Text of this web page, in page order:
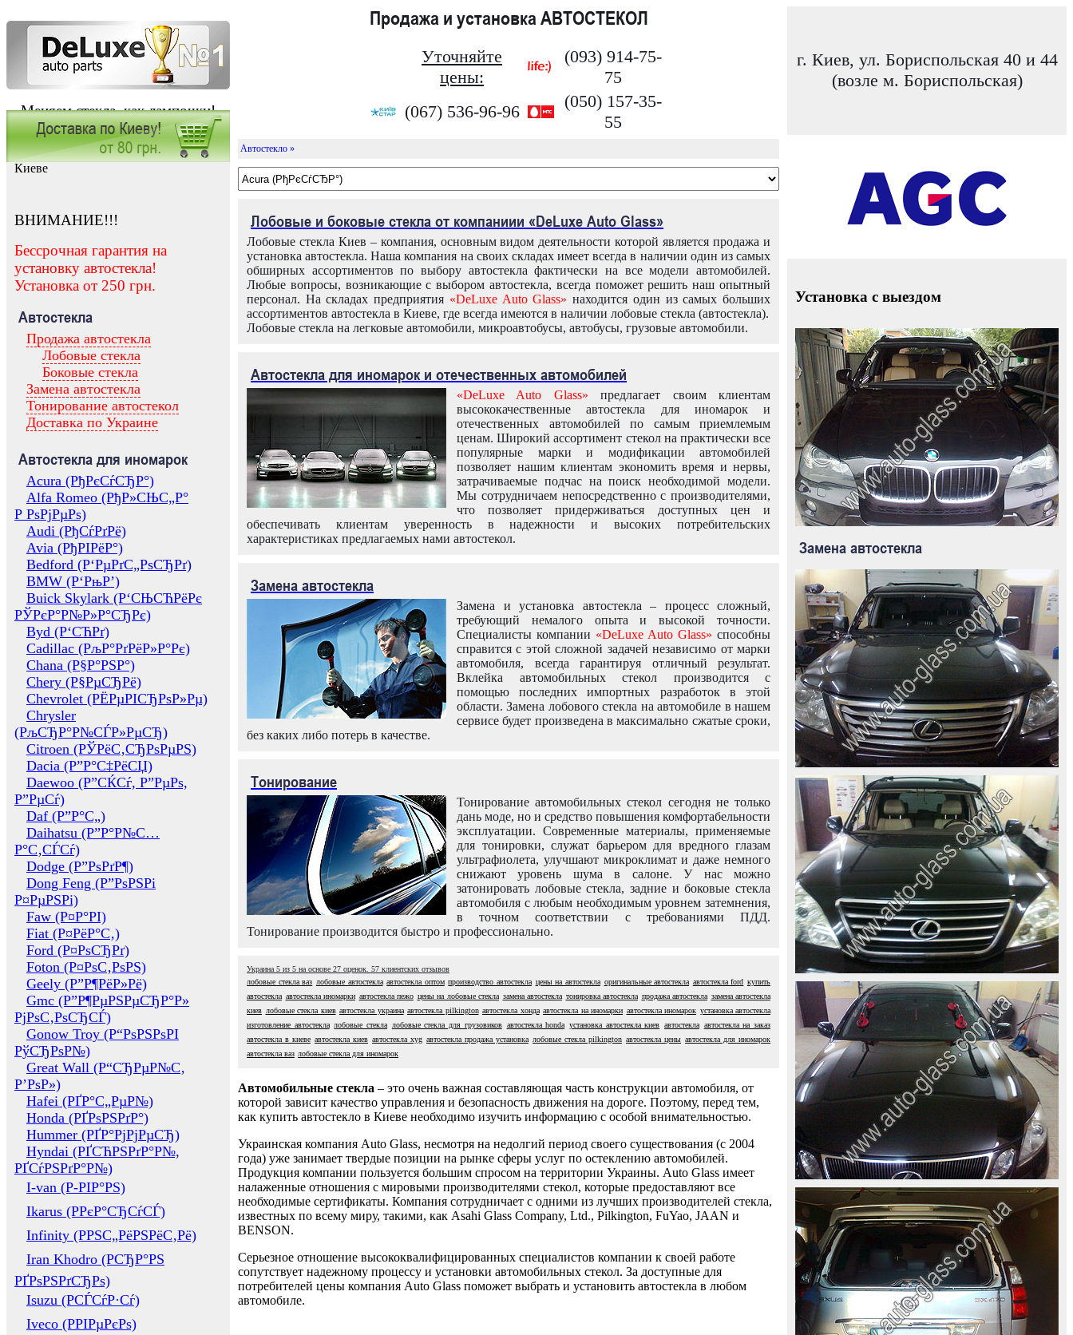
Меняем стекла, как лампочки!
Продажа и установка АВТОСТЕКОЛ
Уточняйте
цены:
(093) 914-75-
75
(067) 536-96-96
(050) 157-35-
55
г. Киев, ул. Бориспольская 40 и 44
(возле м. Бориспольская)
Заказать установку автостекла в
Киеве
ВНИМАНИЕ!!!
Бессрочная гарантия на
установку автостекла!
Установка от 250 грн.
Автостекла
Продажа автостекла
Лобовые стекла
Боковые стекла
Замена автостекла
Тонирование автостекол
Доставка по Украине
Автостекла для иномарок
Acura (РђРєСѓСЂР°)
Alfa Romeo (РђР»СЊС„Р°
Р РѕРјРµРѕ)
Audi (РђСѓРґРё)
Avia (РђРІРёР°)
Bedford (Р‘РµРґС„РѕСЂРґ)
BMW (Р‘РњР’)
Buick Skylark (Р‘СЊСЋРёРє
РЎРєР°Р№Р»Р°СЂРє)
Byd (Р‘СЋРґ)
Cadillac (РљР°РґРёР»Р°Рє)
Chana (Р§Р°РЅР°)
Chery (Р§РµСЂРё)
Chevrolet (РЁРµРІСЂРѕР»Рµ)
Chrysler
(РљСЂР°Р№СЃР»РµСЂ)
Citroen (РЎРёС‚СЂРѕРµРЅ)
Dacia (Р”Р°С‡РёСЏ)
Daewoo (Р”СЌСѓ, Р”РµРѕ,
Р”РµСѓ)
Daf (Р”Р°С„)
Daihatsu (Р”Р°Р№С…
Р°С‚СЃСѓ)
Dodge (Р”РѕРґР¶)
Dong Feng (Р”РѕРЅРі
Р¤РµРЅРі)
Faw (Р¤Р°РІ)
Fiat (Р¤РёР°С‚)
Ford (Р¤РѕСЂРґ)
Foton (Р¤РѕС‚РѕРЅ)
Geely (Р”Р¶РёР»Рё)
Gmc (Р”Р¶РµРЅРµСЂР°Р»
РјРѕС‚РѕСЂСЃ)
Gonow Troy (Р“РѕРЅРѕРІ
РўСЂРѕР№)
Great Wall (Р“СЂРµР№С‚
Р’РѕР»)
Hafei (РҐР°С„РµР№)
Honda (РҐРѕРЅРґР°)
Hummer (РҐР°РјРјРµСЂ)
Hyndai (РҐСЋРЅРґР°Р№,
РҐСѓРЅРґР°Р№)
I-van (Р-РІР°РЅ)
Ikarus (РРєР°СЂСѓСЃ)
Infinity (РРЅС„РёРЅРёС‚Рё)
Iran Khodro (РСЂР°РЅ
РҐРѕРЅРґСЂРѕ)
Isuzu (РСЃСѓР·Сѓ)
Iveco (РРІРµРєРѕ)
Автостекло »
Лобовые и боковые стекла от компаниии «DeLuxe Auto Glass»
Лобовые стекла Киев – компания, основным видом деятельности которой является продажа и
установка автостекла. Наша компания на своих складах имеет всегда в наличии один из самых
обширных ассортиментов по выбору автостекла фактически на все модели автомобилей.
Любые вопросы, возникающие с выбором автостекла, всегда поможет решить наш опытный
персонал. На складах предприятия «DeLuxe Auto Glass» находится один из самых больших
ассортиментов автостекла в Киеве, где всегда имеются в наличии лобовые стекла (автостекла).
Лобовые стекла на легковые автомобили, микроавтобусы, автобусы, грузовые автомобили.
Автостекла для иномарок и отечественных автомобилей
«DeLuxe Auto Glass» предлагает своим клиентам
высококачественные автостекла для иномарок и
отечественных автомобилей по самым приемлемым
ценам. Широкий ассортимент стекол на практически все
популярные марки и модификации автомобилей
позволяет нашим клиентам экономить время и нервы,
затрачиваемые подчас на поиск необходимой модели.
Мы сотрудничаем непосредственно с производителями,
что позволяет придерживаться доступных цен и
обеспечивать клиентам уверенность в надежности и высоких потребительских
характеристиках предлагаемых нами автостекол.
Замена автостекла
Замена и установка автостекла – процесс сложный,
требующий немалого опыта и высокой точности.
Специалисты компании «DeLuxe Auto Glass» способны
справится с этой сложной задачей независимо от марки
автомобиля, всегда гарантируя отличный результат.
Вклейка автомобильных стекол производится с
помощью последних импортных разработок в этой
области. Замена лобового стекла на автомобиле в нашем
сервисе будет произведена в максимально сжатые сроки,
без каких либо потерь в качестве.
Тонирование
Тонирование автомобильных стекол сегодня не только
дань моде, но и средство повышения комфортабельности
эксплуатации. Современные материалы, применяемые
для тонировки, служат барьером для вредного глазам
ультрафиолета, улучшают микроклимат и даже немного
снижают уровень шума в салоне. У нас можно
затонировать лобовые стекла, задние и боковые стекла
автомобиля с любым необходимым уровнем затемнения,
в точном соответствии с требованиями ПДД.
Тонирование производится быстро и профессионально.
Украина 5 из 5 на основе 27 оценок. 57 клиентских отзывов
лобовые стекла ваз лобовые автостекла автостекла оптом производство автостекла цены на автостекла оригинальные автостекла автостекла ford купить
автостекла автостекла иномарки автостекла пежо цены на лобовые стекла замена автостекла тонировка автостекла продажа автостекла замена автостекла
киев лобовые стекла киев автостекла украина автостекла pilkington автостекла хонда автостекла на иномарки автостекла иномарок установка автостекла
изготовление автостекла лобовые стекла лобовые стекла для грузовиков автостекла honda установка автостекла киев автостекла автостекла на заказ
автостекла в киеве автостекла киев автостекла xyg автостекла продажа установка лобовые стекла pilkington автостекла цены автостекла для иномарок
автостекла ваз лобовые стекла для иномарок
Автомобильные стекла – это очень важная составляющая часть конструкции автомобиля, от
которой зависит качество управления и безопасность движения на дороге. Поэтому, перед тем,
как купить автостекло в Киеве необходимо изучить информацию с особой внимательностью.
Украинская компания Auto Glass, несмотря на недолгий период своего существования (с 2004
года) уже занимает твердые позиции на рынке сферы услуг по остеклению автомобилей.
Продукция компании пользуется большим спросом на территории Украины. Auto Glass имеет
налаженные отношения с мировыми производителями стекол, которые предоставляют все
необходимые сертификаты. Компания сотрудничает с одними из лучших производителей стекла,
известных по всему миру, такими, как Asahi Glass Company, Ltd., Pilkington, FuYao, JAAN и
BENSON.
Серьезное отношение высококвалифицированных специалистов компании к своей работе
сопутствует надежному процессу и установки автомобильных стекол. За доступные для
потребителей цены компания Auto Glass поможет выбрать и установить автостекла в любом
автомобиле.
Установка с выездом
Замена автостекла